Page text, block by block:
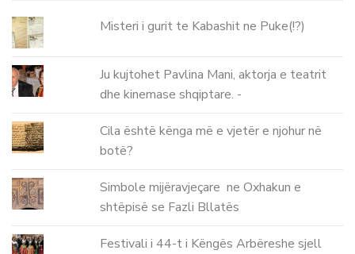
Misteri i gurit te Kabashit ne Puke(!?)
Ju kujtohet Pavlina Mani, aktorja e teatrit
dhe kinemase shqiptare. -
Cila është kënga më e vjetër e njohur në
botë?
Simbole mijëravjeçare ne Oxhakun e
shtëpisë se Fazli Bllatës
Festivali i 44-t i Këngës Arbëreshe sjell